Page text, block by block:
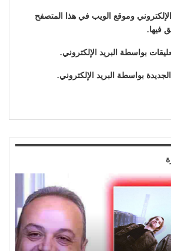
وموقع الويب في هذا المتصفح
فيها.
بواسطة البريد الإلكتروني.
بواسطة البريد الإلكتروني.